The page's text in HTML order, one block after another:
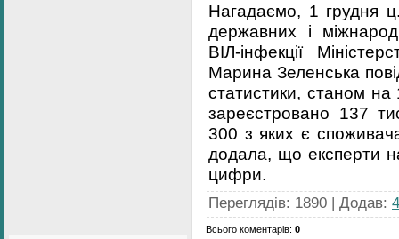
Нагадаємо, 1 грудня
державних і
ВІЛ-інфекції
Марина Зеленська
статистики, станом на
зареєстровано 137
300 з яких є
додала, що експерти
цифри.
Переглядів: 1890 | Додав:
Всього коментарів: 0